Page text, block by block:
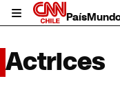
País
Actrices